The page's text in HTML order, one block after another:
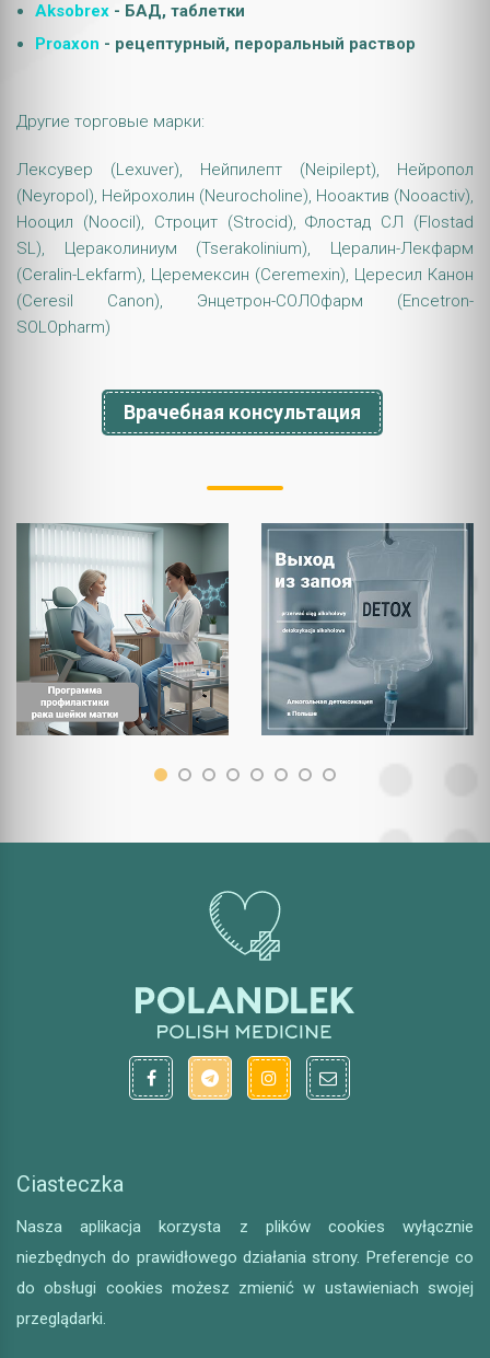
Aksobrex - БАД, таблетки
Proaxon - рецептурный, пероральный раствор
Другие торговые марки:
Лексувер (Lexuver), Нейпилепт (Neipilept), Нейропол
(Neyropol), Нейрохолин (Neurocholine), Нооактив (Nooactiv),
Нооцил (Noocil), Строцит (Strocid), Флостад СЛ (Flostad
SL), Цераколиниум (Tserakolinium), Цералин-Лекфарм
(Ceralin-Lekfarm), Церемексин (Ceremexin), Цересил Канон
(Ceresil Canon), Энцетрон-СОЛОфарм (Encetron-
SOLOpharm)
Врачебная консультация
Ciasteczka
Nasza aplikacja korzysta z plików cookies wyłącznie
niezbędnych do prawidłowego działania strony. Preferencje co
do obsługi cookies możesz zmienić w ustawieniach swojej
przeglądarki.